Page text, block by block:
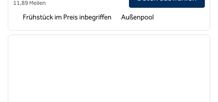
11,89 Meilen
Frühstück im Preis inbegriffen Außenpool
1 von 12